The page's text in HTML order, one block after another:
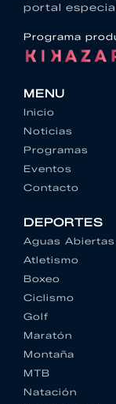
portal
Programa
MENU
Inicio
Noticias
Programas
Eventos
Contacto
DEPORTES
Aguas Abiertas
Atletismo
Boxeo
Ciclismo
Golf
Maratón
Montaña
MTB
Natación